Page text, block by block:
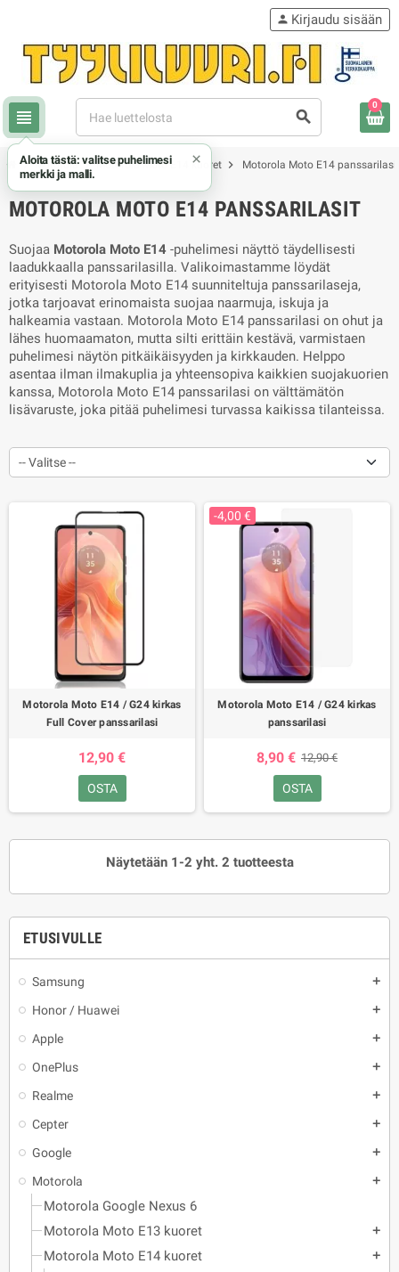
view_headline search
person Kirjaudu sisään
0
chevron_rightMotorola chevron_rightMotorola Moto E14 kuoret chevron_right Motorola Moto E14 panssarilasit
ETUSIVULLE
Samsung add
Honor / Huawei add
Apple add
OnePlus add
Realme add
Cepter add
Google add
Motorola add
Motorola Google Nexus 6
Motorola Moto E13 kuoret
add
Motorola Moto E14 kuoret add
MOTOROLA MOTO E14 PANSSARILASIT
Suojaa Motorola Moto E14 -puhelimesi näyttö täydellisesti
laadukkaalla panssarilasilla. Valikoimastamme löydät
erityisesti Motorola Moto E14 suunniteltuja panssarilaseja,
jotka tarjoavat erinomaista suojaa naarmuja, iskuja ja
halkeamia vastaan. Motorola Moto E14 panssarilasi on ohut ja
lähes huomaamaton, mutta silti erittäin kestävä, varmistaen
puhelimesi näytön pitkäikäisyyden ja kirkkauden. Helppo
asentaa ilman ilmakuplia ja yhteensopiva kaikkien suojakuorien
kanssa, Motorola Moto E14 panssarilasi on välttämätön
lisävaruste, joka pitää puhelimesi turvassa kaikissa tilanteissa.
-- Valitse --
Motorola Moto E14 / G24 kirkas
Full Cover panssarilasi
12,90 €
OSTA
-4,00 €
Motorola Moto E14 / G24 kirkas
panssarilasi
8,90 € 12,90 €
OSTA
Näytetään 1-2 yht. 2 tuotteesta
Aloita tästä: valitse puhelimesi
merkki ja malli.
×